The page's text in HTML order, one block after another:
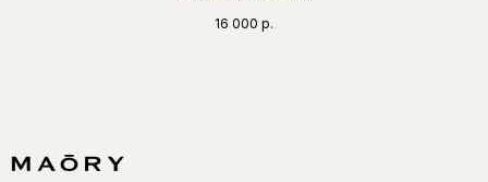
16 000 р.